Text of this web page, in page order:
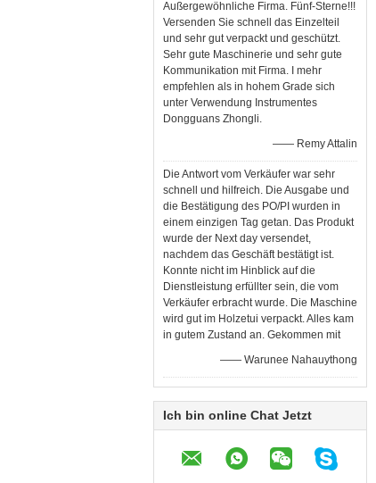
Außergewöhnliche Firma. Fünf-Sterne!!!
Versenden Sie schnell das Einzelteil
und sehr gut verpackt und geschützt.
Sehr gute Maschinerie und sehr gute
Kommunikation mit Firma. I mehr
empfehlen als in hohem Grade sich
unter Verwendung Instrumentes
Dongguans Zhongli.
—— Remy Attalin
Die Antwort vom Verkäufer war sehr
schnell und hilfreich. Die Ausgabe und
die Bestätigung des PO/PI wurden in
einem einzigen Tag getan. Das Produkt
wurde der Next day versendet,
nachdem das Geschäft bestätigt ist.
Konnte nicht im Hinblick auf die
Dienstleistung erfüllter sein, die vom
Verkäufer erbracht wurde. Die Maschine
wird gut im Holzetui verpackt. Alles kam
in gutem Zustand an. Gekommen mit
—— Warunee Nahauythong
Ich bin online Chat Jetzt